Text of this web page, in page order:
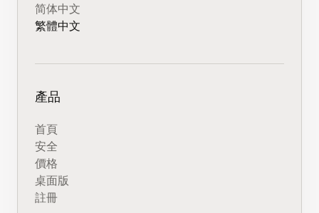
简体中文
繁體中文
產品
首頁
安全
價格
桌面版
註冊